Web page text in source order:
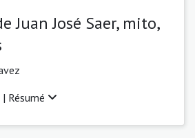
Juan José Saer, mito,
| Résumé